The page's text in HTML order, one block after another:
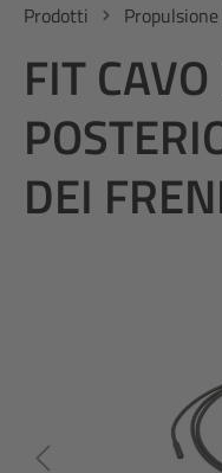
Prodotti
FIT
DEI